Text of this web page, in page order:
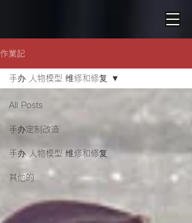
作業記
All Posts
手办定制改造
手办 人物模型 维修和修复
其他的
手办 人物模型 维修和修复